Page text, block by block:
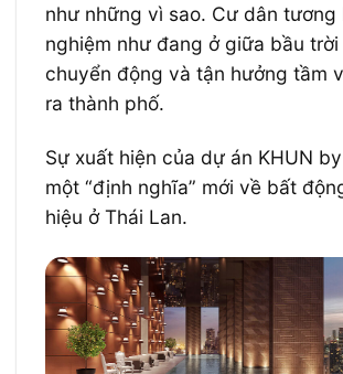
như những vì sao. Cư dân tương
nghiệm như đang ở giữa bầu
chuyển động và tận hưởng tầm
ra thành phố.
Sự xuất hiện của dự án KHUN by
một “định nghĩa” mới về bất
hiệu ở Thái Lan.